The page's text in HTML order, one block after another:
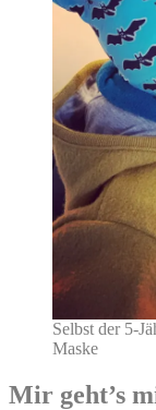
Selbst der 5-
Maske
Mir geht’s